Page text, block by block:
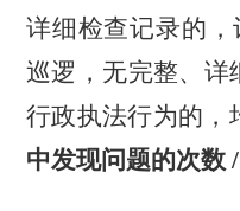
详细检查记录的，
巡逻，无完整、详
行政执法行为的，
中发现问题的次数 /